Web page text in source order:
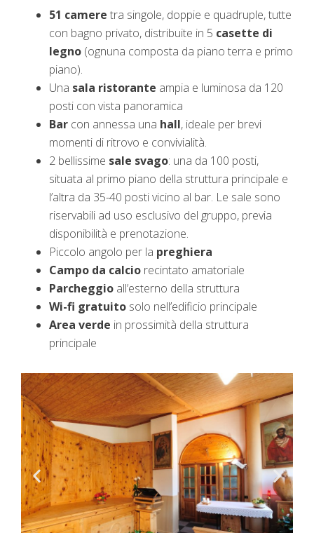
51 camere tra singole, doppie e quadruple, tutte
con bagno privato, distribuite in 5 casette di
legno (ognuna composta da piano terra e primo
piano).
Una sala ristorante ampia e luminosa da 120
posti con vista panoramica
Bar con annessa una hall, ideale per brevi
momenti di ritrovo e convivialità.
2 bellissime sale svago: una da 100 posti,
situata al primo piano della struttura principale e
l’altra da 35-40 posti vicino al bar. Le sale sono
riservabili ad uso esclusivo del gruppo, previa
disponibilità e prenotazione.
Piccolo angolo per la preghiera
Campo da calcio recintato amatoriale
Parcheggio all’esterno della struttura
Wi-fi gratuito solo nell’edificio principale
Area verde in prossimità della struttura
principale